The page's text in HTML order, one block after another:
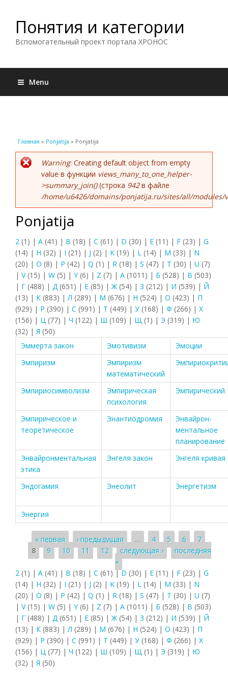
Понятия и категории
Вспомогательный проект портала ХРОНОС
Menu
Вы здесь
Главная » Ponjatija » Ponjatija
Сообщение об ошибке
Warning: Creating default object from empty
value в функции views_many_to_one_helper-
>summary_join()(строка 942в файле
/home/u6426/domains/ponjatija.ru/sites/all/modules/
Ponjatija
2 (1) | A (41) | B (18) | C (61) | D (30) | E (11) | F (23) | G
(14) | H (32) | I (21) | J (2) | K (19) | L (14) | M (33) | N
(20) | O (8) | P (42) | Q (1) | R (18) | S (47) | T (30) | U (7)
| V(15) | W (5) | Y(6) | Z (7) | А (1011) | Б (528) | В (503)
| Г (488) | Д (651) | Е (85) | Ж (54) | З (212) | И (539) | Й
(13) | К (883) | Л (289) | М (676) | Н (524) | О (423) | П
(929) | Р (390) | С (991) | Т (449) | У (168) | Ф (266) | Х
(156) | Ц (77) | Ч (122) | Ш (109) | Щ (1) | Э (319) | Ю
(32) | Я (50)
Эммерта закон
Эмотивизм
Эмоции
Эмпиризм
Эмпиризм
математический
Эмпириосимволизм
Эмпирическая
психология
Эмпирический
Эмпирическое и
теоретическое
Энантиодромия
Энвайрон-
ментальное
планирование
Энвайронментальная
этика
Энгеля закон Энгеля кривая
Эндогамия Энеолит Энергетизм
Энергия
Страницы
« первая ‹ предыдущая … 4 5 6
7
8
9 10 11 12 следующая ›
последняя
»
2 (1) | A (41) | B (18) | C (61) |D (30) | E (11) | F (23) | G
(14) | H (32) | I (21) | J (2) | K (19) | L (14) | M (33) | N
(20) | O (8) | P (42) | Q (1) | R (18) | S (47) | T (30) | U (7)
| V(15) | W (5) | Y(6) | Z (7) | А (1011) | Б (528) | В (503)
| Г (488) | Д (651) | Е (85) | Ж (54) | З (212) | И (539) | Й
(13) | К (883) | Л (289) | М (676) | Н (524) | О (423) | П
(929) | Р (390) | С (991) | Т (449) | У (168) | Ф (266) | Х
(156) | Ц (77) | Ч (122) | Ш (109) | Щ (1) | Э (319) | Ю
(32) | Я (50)